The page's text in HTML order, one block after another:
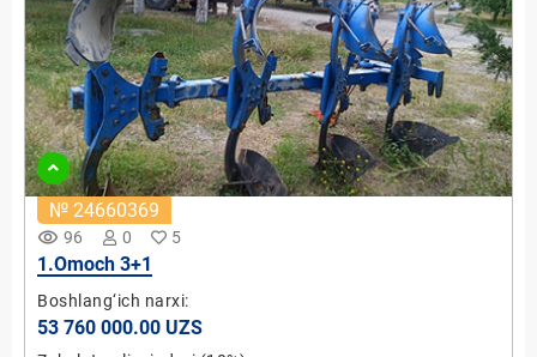
remove_red_eye 96 0 5
№ 24660369
1.Omoch 3+1
Boshlang‘ich narxi:
53 760 000.00 UZS